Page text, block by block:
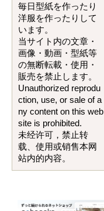
毎日型紙を作ったり
洋服を作ったりして
います。
当サイト内の文章・
画像・動画・型紙等
の無断転載・使用・
販売を禁止します。
Unauthorized reprodu
ction, use, or sale of a
ny content on this web
site is prohibited.
未经许可，禁止转
载、使用或销售本网
站内的内容。